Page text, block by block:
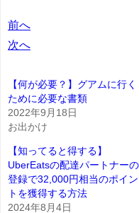
前へ
次へ
【何が必要？】グアムに行く
ために必要な書類
2022年9月18日
お出かけ
【知ってると得する】
UberEatsの配達パートナーの
登録で32,000円相当のポイン
トを獲得する方法
2024年8月4日